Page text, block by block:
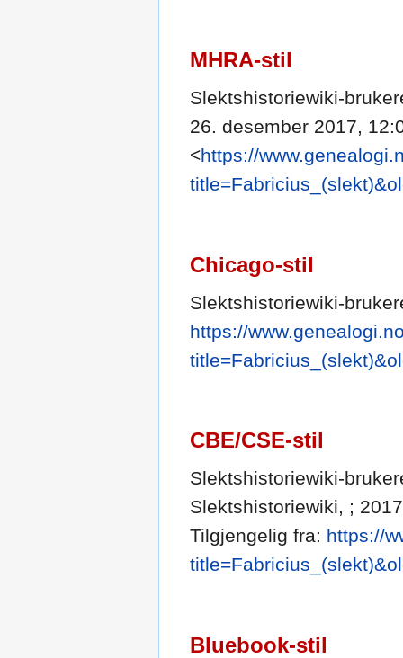
MHRA-stil
Slektshistoriewiki-
26. desember 2017,
<https://
Chicago-stil
Slektshistoriewiki-
https://
CBE/CSE-stil
Slektshistoriewiki-
Slektshistoriewiki, ;
Tilgjengelig fra: https://
Bluebook-stil